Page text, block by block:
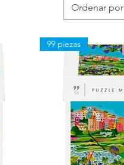
Ordenar por
99 piezas